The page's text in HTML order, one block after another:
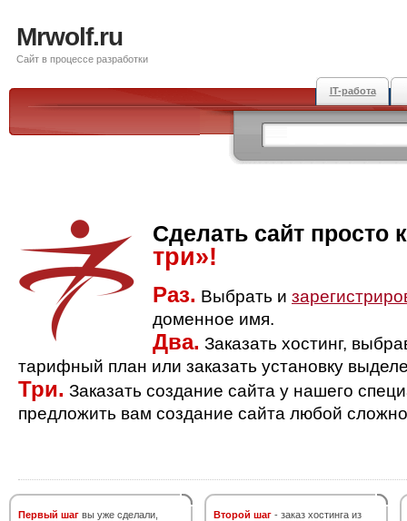
Mrwolf.ru
Сайт в процессе разработки
IT-работа
Сделать сайт просто
три»!
Раз. Выбрать и
доменное имя.
Два. Заказать хостинг,
тарифный план или заказать установку
Три. Заказать создание сайта у нашего
предложить вам создание сайта любой
Первый шаг вы уже сделали,
Второй шаг - заказ хостинга из